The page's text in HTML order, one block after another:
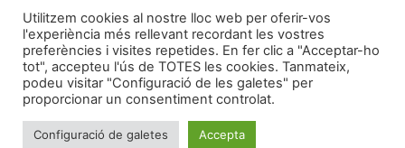
Inici Actualitat Agenda Opinió
Utilitzem cookies al nostre lloc web per oferir-vos
l'experiència més rellevant recordant les vostres
preferències i visites repetides. En fer clic a "Acceptar-ho
tot", accepteu l'ús de TOTES les cookies. Tanmateix,
podeu visitar "Configuració de les galetes" per
proporcionar un consentiment controlat.
Configuració de galetes Accepta